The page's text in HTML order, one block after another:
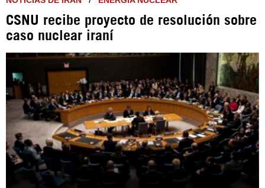
Instagram como: hispan_tv
https://www.facebook.com/Nexolatino.Canal
http://twitter.com/nexo_latino
CSNU recibe proyecto de resolución sobre
caso nuclear iraní